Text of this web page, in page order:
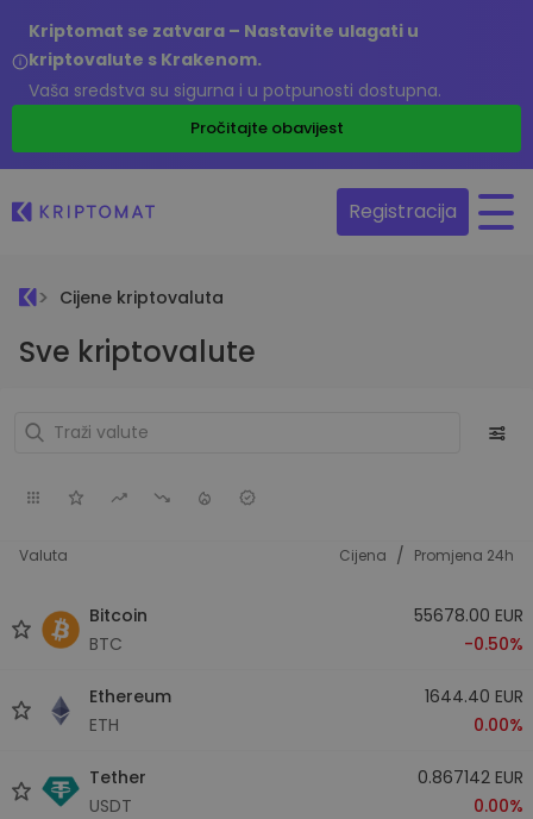
Kriptomat se zatvara – Nastavite ulagati u
kriptovalute s Krakenom.
Vaša sredstva su sigurna i u potpunosti dostupna.
Pročitajte obavijest
Registracija
Cijene kriptovaluta
Sve kriptovalute
Valuta Cijena / Promjena 24h
Bitcoin
BTC
55678.00 EUR
-0.50%
Ethereum
ETH
1644.40 EUR
0.00%
Tether
USDT
0.867142 EUR
0.00%